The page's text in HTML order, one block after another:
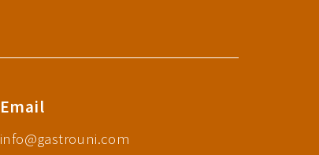
Email
info@gastrouni.com